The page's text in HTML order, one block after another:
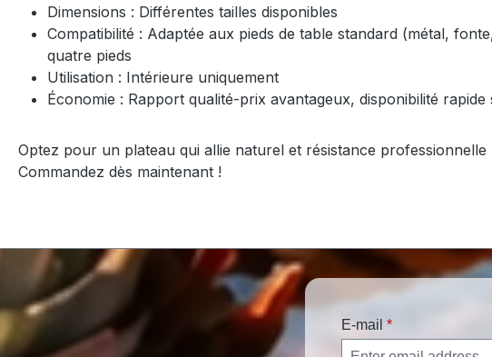
Dimensions : Différentes tailles disponibles
Compatibilité : Adaptée aux pieds de table standard (métal,
quatre pieds
Utilisation : Intérieure uniquement
Économie : Rapport qualité-prix avantageux, disponibilité rapide
Optez pour un plateau qui allie naturel et résistance
Commandez dès maintenant !
E-mail *